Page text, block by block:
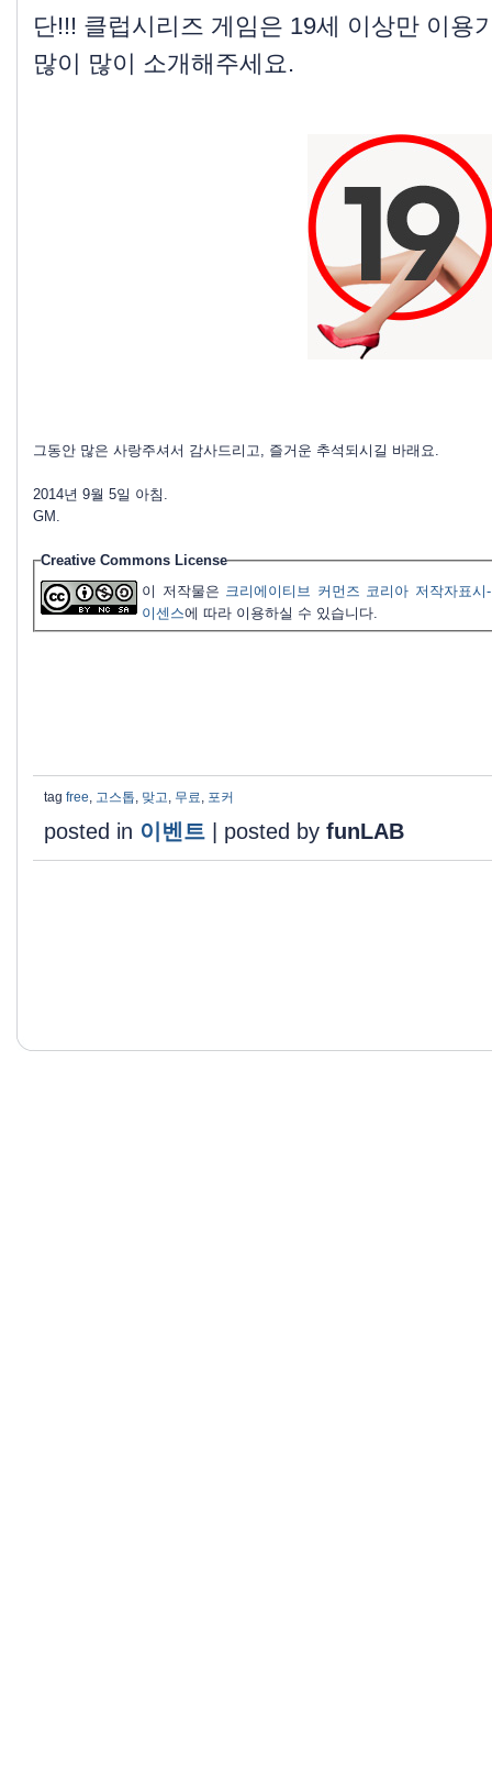
단!!! 클럽시리즈 게임은 19세 이상만 이용
많이 많이 소개해주세요.
그동안 많은 사랑주셔서 감사드리고, 즐거운 추석되시길 바래요.
2014년 9월 5일 아침.
GM.
Creative Commons License
이 저작물은 크리에이티브 커먼즈 코리아 저작자표
이센스에 따라 이용하실 수 있습니다.
tag free, 고스톱, 맞고, 무료, 포커
posted in 이벤트 posted by funLAB